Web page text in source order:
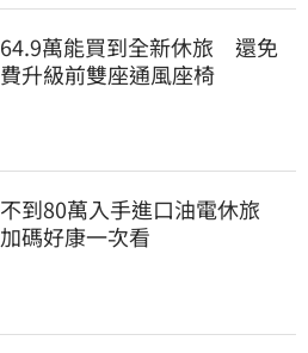
64.9萬能買到全新休旅 還免
費升級前雙座通風座椅
不到80萬入手進口油電休旅
加碼好康一次看